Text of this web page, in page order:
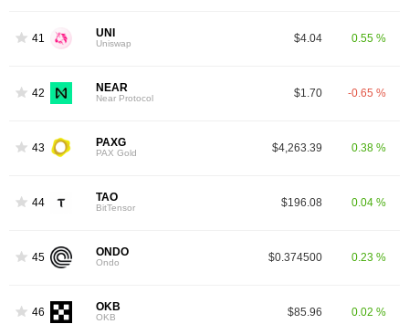
41 UNI
Uniswap $4.04 0.55 %
42 NEAR
Near Protocol $1.70 -0.65 %
43 PAXG
PAX Gold $4,263.39 0.38 %
44 TAO
BitTensor $196.08 0.04 %
45 ONDO
Ondo $0.374500 0.23 %
46 OKB
OKB $85.96 0.02 %